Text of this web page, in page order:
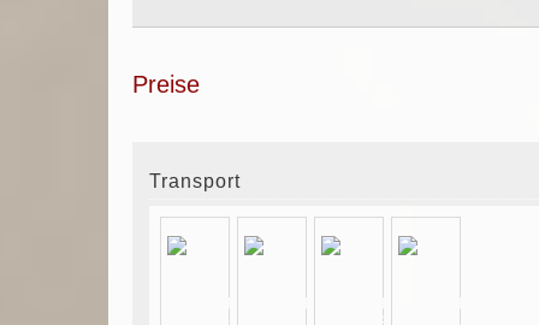
Preise
Transport